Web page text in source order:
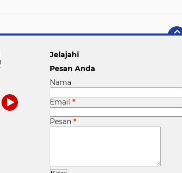
Jelajahi
Pesan Anda
Nama
Email *
Pesan *